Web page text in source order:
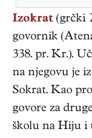
Izokrat (grčki
govornik (
338. pr. Kr.).
na njegovu je
Sokrat. Kao
govore za
školu na Hiju i